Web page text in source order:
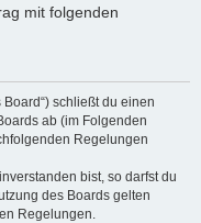
mit folgenden
Board“) schließt du einen
ab (im Folgenden
Regelungen
bist, so darfst du
des Boards gelten
Regelungen.